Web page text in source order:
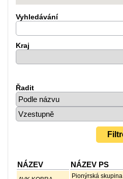
Vyhledávání
Kraj
Řadit
NÁZEV NÁZEV PS
Pionýrská skupina